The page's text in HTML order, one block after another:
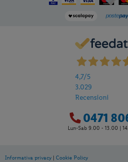
4,7/5
3.029
Recensioni
0471
Lun-Sab 9.00 - 13.00 |
Informativa privacy Cookie Policy